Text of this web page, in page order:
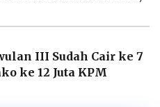
III Sudah Cair ke 7
ke 12 Juta KPM